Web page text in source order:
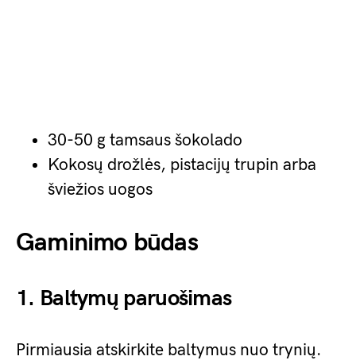
30-50 g tamsaus šokolado
Kokosų drožlės, pistacijų trupin arba
šviežios uogos
Gaminimo būdas
1. Baltymų paruošimas
Pirmiausia atskirkite baltymus nuo trynių.